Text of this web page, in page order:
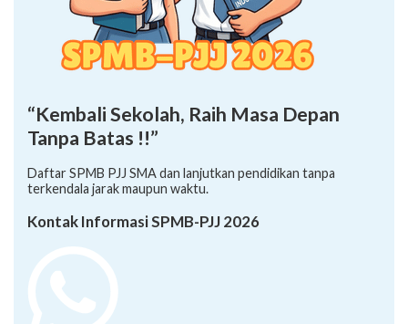
“Kembali Sekolah, Raih Masa Depan
Tanpa Batas !!”
Daftar SPMB PJJ SMA dan lanjutkan pendidikan tanpa
terkendala jarak maupun waktu.
Kontak Informasi SPMB-PJJ 2026